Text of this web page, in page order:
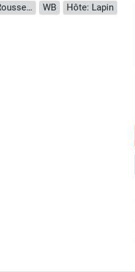
Reactivité: Humain, Boeuf (Vache), Chien, Cheval, Porc, Lapin, Roussette (Chauve-souris) WB
Hôte: Lapin